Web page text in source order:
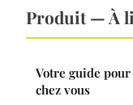
Produit — À
Votre guide
chez vous